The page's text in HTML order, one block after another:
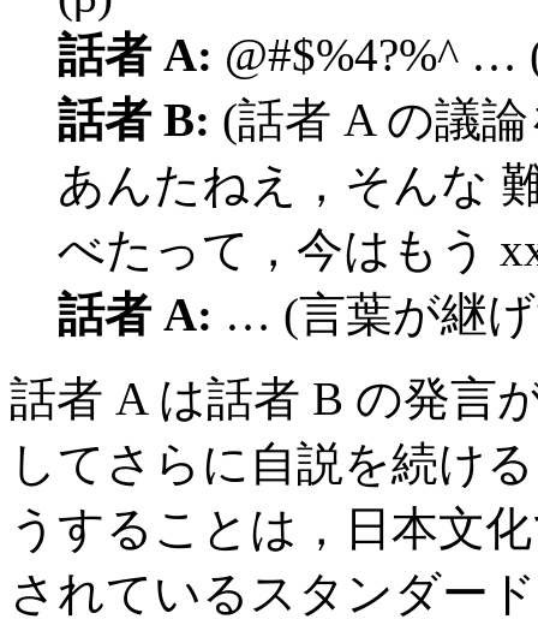
話者 A: @#$%4?%^
話者 B: (話者 A の議
あんたねえ，そんな
べたって，今はもう
話者 A: … (言葉が継
話者 A は話者 B の発言
してさらに自説を続け
うすることは，日本文
されているスタンダー